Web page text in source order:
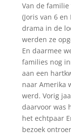
Van de
(Joris van 6
drama in de
werden ze
En daarmee
families nog
aan een
naar Amerika
werd. Vorig
daarvoor was
het echtpaar
bezoek